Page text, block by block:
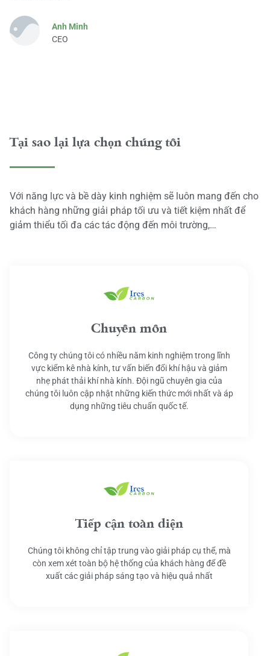
Anh Minh
CEO
Tại sao lại lựa chọn chúng tôi
Với năng lực và bề dày kinh nghiệm sẽ luôn mang đến cho
khách hàng những giải pháp tối ưu và tiết kiệm nhất để
giảm thiểu tối đa các tác động đến môi trường,…
Chuyên môn
Công ty chúng tôi có nhiều năm kinh nghiệm trong lĩnh
vực kiểm kê nhà kính, tư vấn biến đổi khí hậu và giảm
nhẹ phát thải khí nhà kính. Đội ngũ chuyên gia của
chúng tôi luôn cập nhật những kiến thức mới nhất và áp
dụng những tiêu chuẩn quốc tế.
Tiếp cận toàn diện
Chúng tôi không chỉ tập trung vào giải pháp cụ thể, mà
còn xem xét toàn bộ hệ thống của khách hàng để đề
xuất các giải pháp sáng tạo và hiệu quả nhất